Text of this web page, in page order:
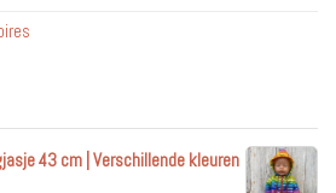
43 cm | Verschillende kleuren